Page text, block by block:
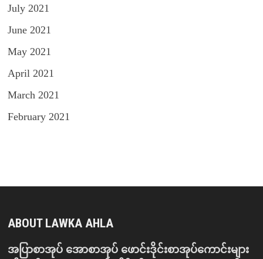
July 2021
June 2021
May 2021
April 2021
March 2021
February 2021
ABOUT LAWKA AHLA
အပြာစာအုပ် အောစာအုပ် ဖောင်းဒိုင်းစာအုပ်ကောင်းများ